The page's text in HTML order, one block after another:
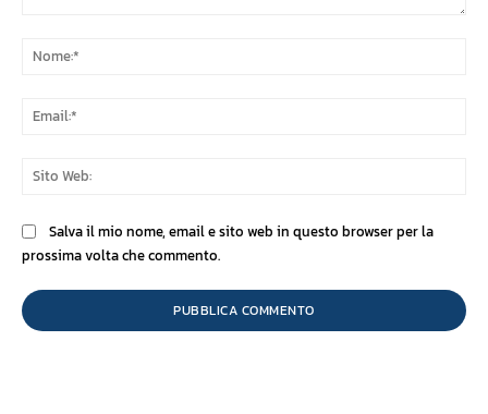
Salva il mio nome, email e sito web in questo browser per la
prossima volta che commento.